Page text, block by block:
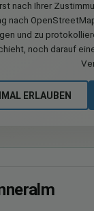
nach Ihrer
nach
und zu
noch darauf
ERLAUBEN